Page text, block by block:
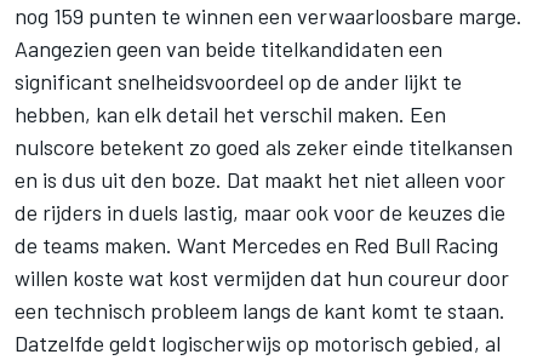
nog 159 punten te winnen een verwaarloosbare marge.
Aangezien geen van beide titelkandidaten een
significant snelheidsvoordeel op de ander lijkt te
hebben, kan elk detail het verschil maken. Een
nulscore betekent zo goed als zeker einde titelkansen
en is dus uit den boze. Dat maakt het niet alleen voor
de rijders in duels lastig, maar ook voor de keuzes die
de teams maken. Want Mercedes en Red Bull Racing
willen koste wat kost vermijden dat hun coureur door
een technisch probleem langs de kant komt te staan.
Datzelfde geldt logischerwijs op motorisch gebied, al